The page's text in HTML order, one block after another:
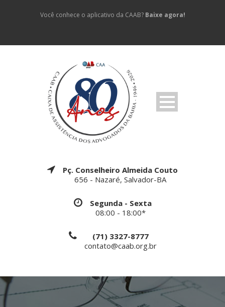
Você conhece o aplicativo da CAAB? Baixe agora!
Pç. Conselheiro Almeida Couto
656 - Nazaré, Salvador-BA
Segunda - Sexta
08:00 - 18:00*
(71) 3327-8777
contato@caab.org.br